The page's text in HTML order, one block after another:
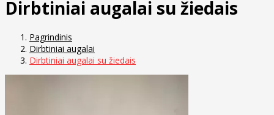
Dirbtiniai augalai su žiedais
Pagrindinis
Dirbtiniai augalai
Dirbtiniai augalai su žiedais